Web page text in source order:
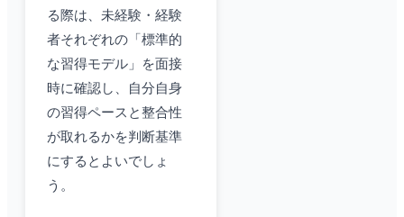
る際は、未経験・経験
者それぞれの「標準的
な習得モデル」を面接
時に確認し、自分自身
の習得ペースと整合性
が取れるかを判断基準
にするとよいでしょ
う。